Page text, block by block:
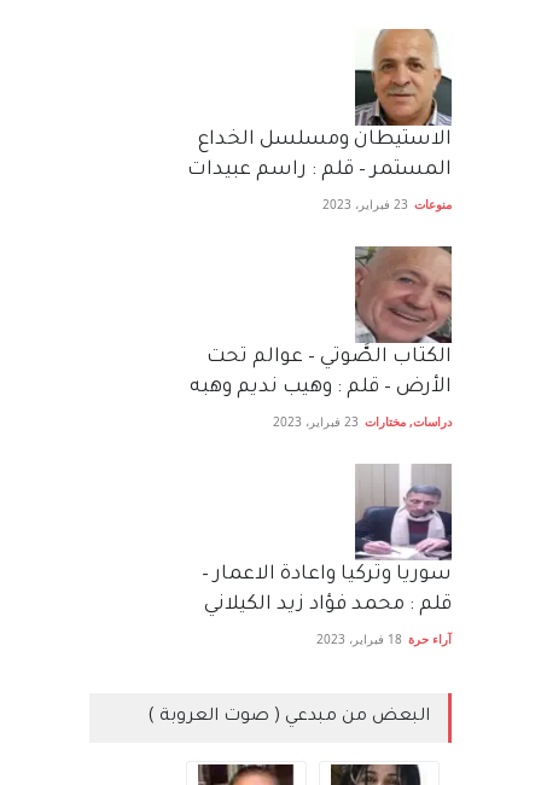
الاستيطان ومسلسل الخداع
المستمر – قلم : راسم عبيدات
منوعات 23 فبراير، 2023
الكتاب الصَّوتي – عوالم تحت
الأرض – قلم : وهيب نديم وهبه
دراسات, مختارات 23 فبراير، 2023
سوريا وتركيا واعادة الاعمار –
قلم : محمد فؤاد زيد الكيلاني
آراء حرة 18 فبراير، 2023
البعض من مبدعي ( صوت العروبة )